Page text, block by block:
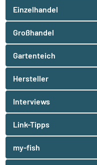
Einzelhandel
Großhandel
Gartenteich
Hersteller
Interviews
Link-Tipps
my-fish